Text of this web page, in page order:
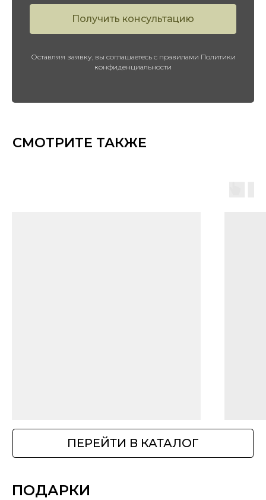
Получить консультацию
Оставляя заявку, вы соглашаетесь с правилами Политики
конфиденциальности
ПЕРЕЙТИ В КАТАЛОГ
ПОДАРКИ